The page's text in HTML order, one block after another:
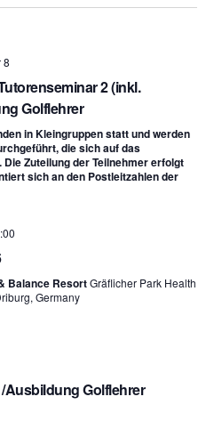
8
2 (inkl.
Golflehrer
in Kleingruppen statt und werden
die sich auf das
Zuteilung der Teilnehmer erfolgt
sich an den Postleitzahlen der
Balance ResortGräflicher Park Health
Germany
Ausbildung Golflehrer